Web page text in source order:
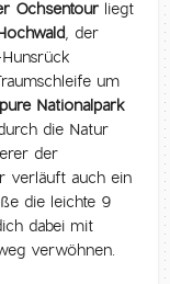
Ochsentour liegt
, der
um
pure Nationalpark
die Natur
der
verläuft auch ein
die leichte 9
dabei mit
verwöhnen.